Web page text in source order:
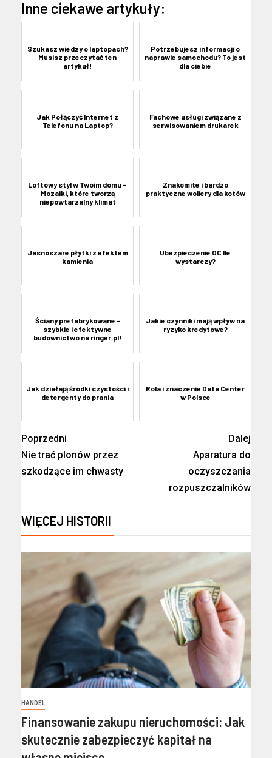
Inne ciekawe artykuły:
Szukasz wiedzy o laptopach?
Musisz przeczytać ten
artykuł!
Potrzebujesz informacji o
naprawie samochodu? To jest
dla ciebie
Jak Połączyć Internet z
Telefonu na Laptop?
Fachowe usługi związane z
serwisowaniem drukarek
Loftowy styl w Twoim domu –
Mozaiki, które tworzą
niepowtarzalny klimat
Znakomite i bardzo
praktyczne woliery dla kotów
Jasnoszare płytki z efektem
kamienia
Ubezpieczenie OC Ile
wystarczy?
Ściany prefabrykowane -
szybkie i efektywne
budownictwo na ringer.pl!
Jakie czynniki mają wpływ na
ryzyko kredytowe?
Jak działają środki czystości i
detergenty do prania
Rola i znaczenie Data Center
w Polsce
Poprzedni
Nie trać plonów przez
szkodzące im chwasty
Dalej
Aparatura do
oczyszczania
rozpuszczalników
WIĘCEJ HISTORII
HANDEL
Finansowanie zakupu nieruchomości: Jak
skutecznie zabezpieczyć kapitał na